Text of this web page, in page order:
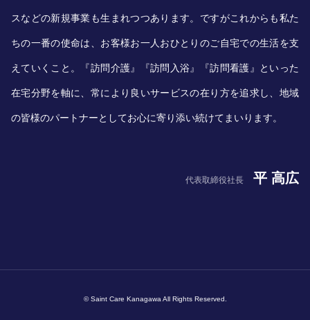
スなどの新規事業も生まれつつあります。ですがこれからも私た
ちの一番の使命は、お客様お一人おひとりのご自宅での生活を支
えていくこと。『訪問介護』『訪問入浴』『訪問看護』といった
在宅分野を軸に、常により良いサービスの在り方を追求し、地域
の皆様のパートナーとしてお心に寄り添い続けてまいります。
代表取締役社長 平 高広
© Saint Care Kanagawa All Rights Reserved.